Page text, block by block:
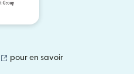
(s'ouvre dans une nouvelle
pour en savoir